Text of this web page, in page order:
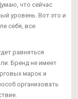
что сейчас
уровень. Вот это и
себя, все
равняться
Бренд не имеет
марок и
организовать